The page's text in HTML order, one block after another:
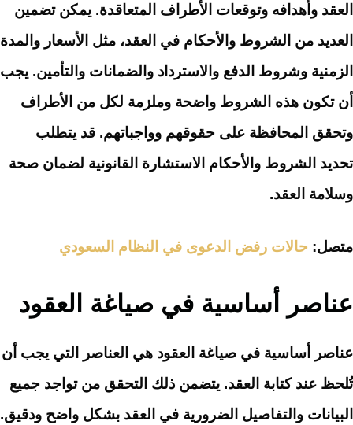
العقد وأهدافه وتوقعات الأطراف المتعاقدة. يمكن تضمين
العديد من الشروط والأحكام في العقد، مثل الأسعار والمدة
الزمنية وشروط الدفع والاسترداد والضمانات والتأمين. يجب
أن تكون هذه الشروط واضحة وملزمة لكل من الأطراف
وتحقق المحافظة على حقوقهم وواجباتهم. قد يتطلب
تحديد الشروط والأحكام الاستشارة القانونية لضمان صحة
وسلامة العقد.
متصل: حالات رفض الدعوى في النظام السعودي
عناصر أساسية في صياغة العقود
عناصر أساسية في صياغة العقود هي العناصر التي يجب أن
تُلحظ عند كتابة العقد. يتضمن ذلك التحقق من تواجد جميع
البيانات والتفاصيل الضرورية في العقد بشكل واضح ودقيق.